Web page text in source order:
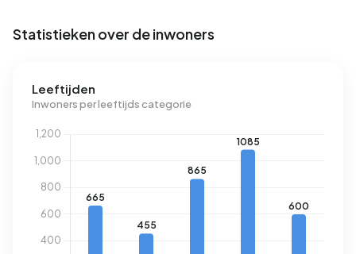
Statistieken over de inwoners
Leeftijden
Inwoners per leeftijds categorie